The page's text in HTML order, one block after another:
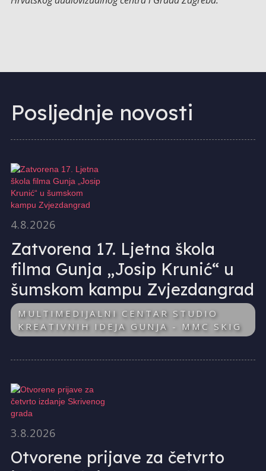
Posljednje novosti
4.8.2026
Zatvorena 17. Ljetna škola
filma Gunja „Josip Krunić“ u
šumskom kampu Zvjezdangrad
MULTIMEDIJALNI CENTAR STUDIO
KREATIVNIH IDEJA GUNJA - MMC SKIG
3.8.2026
Otvorene prijave za četvrto